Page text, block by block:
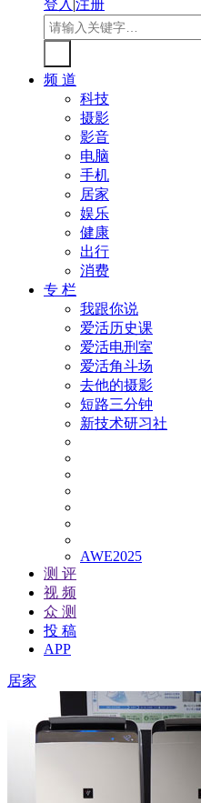
登入|注册
频 道
科技
摄影
影音
电脑
手机
居家
娱乐
健康
出行
消费
专 栏
我跟你说
爱活历史课
爱活电刑室
爱活角斗场
去他的摄影
短路三分钟
新技术研习社
AWE2025
测 评
视 频
众 测
投 稿
APP
居家